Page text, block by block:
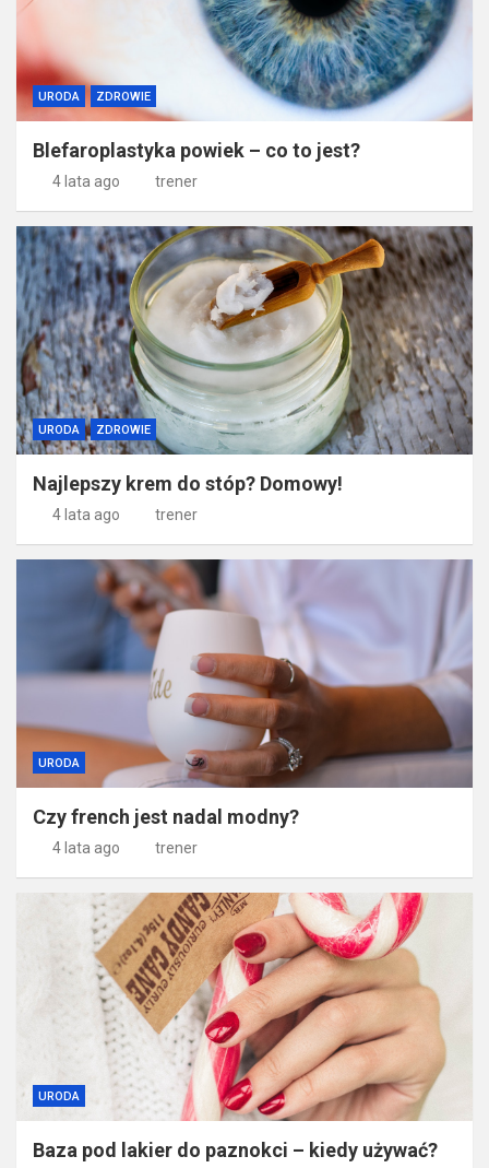
URODA ZDROWIE
Blefaroplastyka powiek – co to jest?
4 lata ago trener
URODA ZDROWIE
Najlepszy krem do stóp? Domowy!
4 lata ago trener
URODA
Czy french jest nadal modny?
4 lata ago trener
URODA
Baza pod lakier do paznokci – kiedy używać?